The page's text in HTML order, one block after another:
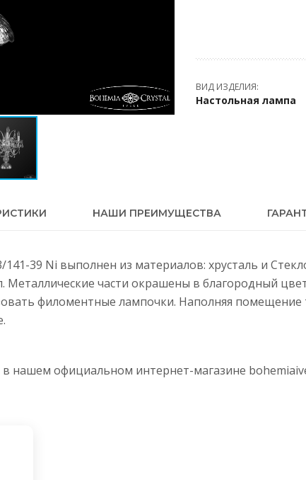
ВИД ИЗДЕЛИЯ:
Настольная лампа
НАШИ ПРЕИМУЩЕСТВА
39 Ni выполнен из материалов: хрусталь и
Металлические части окрашены в благородный
филоментные лампочки. Наполняя помещение
нашем официальном интернет-магазине